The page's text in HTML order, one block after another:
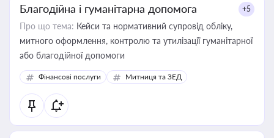
Благодійна і гуманітарна допомога +5
Про що тема: Кейси та нормативний супровід обліку,
митного оформлення, контролю та утилізації гуманітарної
або благодійної допомоги
Фінансові послуги Митниця та ЗЕД